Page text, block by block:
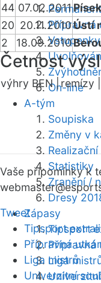
Přípravná
On-line
A-tým
Soupiska
Změny v
Statistiky
Zranění /
Dresy
Zápasy
Tipsport
Přípravná
Liga
44 07.02.2011Písek
20 20.11.2010Ústí
2
18.09.2010
Četnost
výhry BEN |remízy |
Vaše připomínky k
webmaster
Tweet
Tipsport
Přípravná
Liga mistrů
Univerzitní